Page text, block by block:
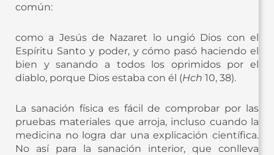
común:
como a Jesús de Nazaret lo ungió Dios con el
Espíritu Santo y poder, y cómo pasó haciendo el
bien y sanando a todos los oprimidos por el
diablo, porque Dios estaba con él (Hch 10, 38).
La sanación física es fácil de comprobar por las
pruebas materiales que arroja, incluso cuando la
medicina no logra dar una explicación científica.
No así para la sanación interior, que conlleva